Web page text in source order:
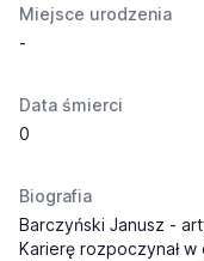
Miejsce urodzenia
-
Data śmierci
0
Biografia
Barczyński Janusz -
Karierę rozpoczynał